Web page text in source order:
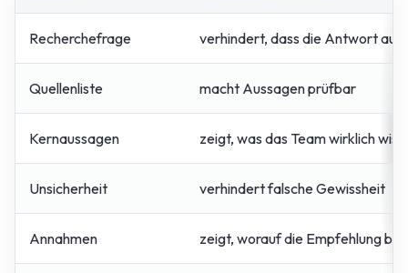
Recherchefrage verhindert, dass die Antwort
Quellenliste macht Aussagen prüfbar
Kernaussagen zeigt, was das Team wirklich
Unsicherheit verhindert falsche Gewissheit
Annahmen zeigt, worauf die Empfehlung